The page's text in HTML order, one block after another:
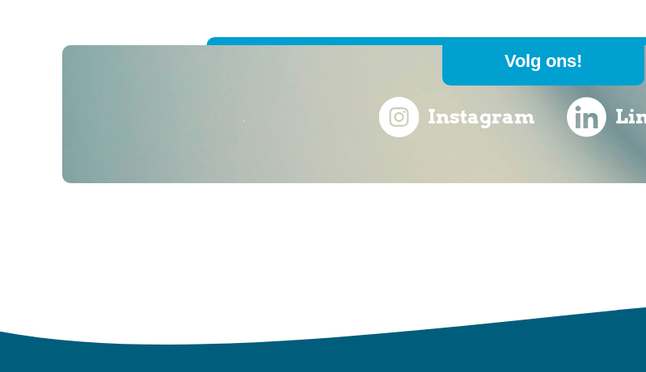
Volg ons!
Instagram